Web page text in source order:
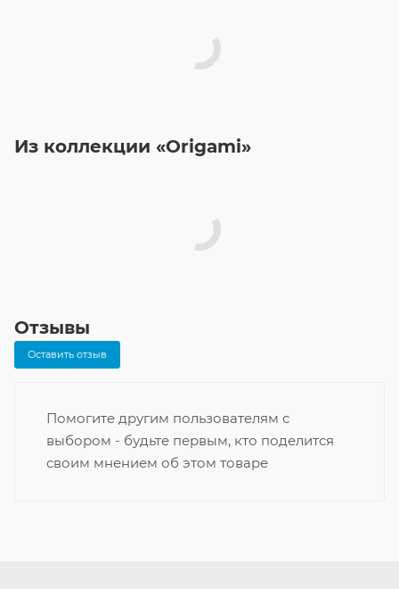
Из коллекции «Origami»
Отзывы
Оставить отзыв
Помогите другим пользователям с
выбором - будьте первым, кто поделится
своим мнением об этом товаре